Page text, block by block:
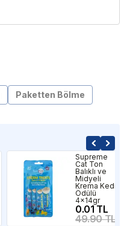
Paketten Bölme
Supreme
Cat Ton
Balıklı ve
Midyeli
Krema Kedi
Ödülü
4x14gr
0.01 TL
49.90 TL